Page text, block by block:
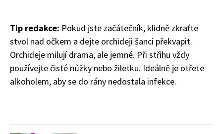
Tip redakce: Pokud jste začátečník, klidně zkraťte
stvol nad očkem a dejte orchideji šanci překvapit.
Orchideje milují drama, ale jemné. Při střihu vždy
používejte čisté nůžky nebo žiletku. Ideálně je otřete
alkoholem, aby se do rány nedostala infekce.